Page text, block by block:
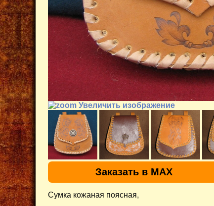
Увеличить изображение
Заказать в MAX
Сумка кожаная поясная,